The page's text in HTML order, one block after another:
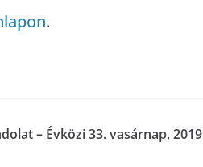
.
– Évközi 33. vasárnap, 2019